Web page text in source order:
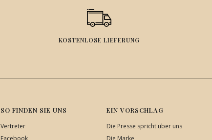
KOSTENLOSE LIEFERUNG
SO FINDEN SIE UNS
Vertreter
Facebook
EIN VORSCHLAG
Die Presse spricht über uns
Die Marke